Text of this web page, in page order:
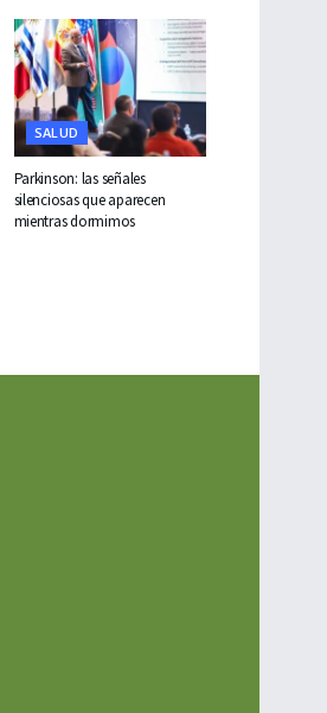
SALUD
Parkinson: las señales
silenciosas que aparecen
mientras dormimos